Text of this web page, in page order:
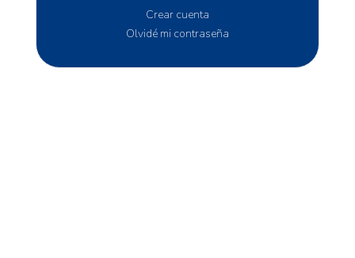
Crear cuenta
Olvidé mi contraseña